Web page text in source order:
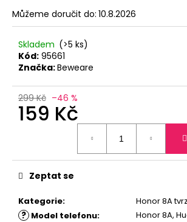
Můžeme doručit do: 10.8.2026
Skladem (>5 ks)
Kód: 95661
Značka:Beweare
299 Kč –46 %
159 Kč
Kategorie: Honor 8A
? Model telefonu: Honor 8A,
Zeptat se
D
o
p
o
č
u
e